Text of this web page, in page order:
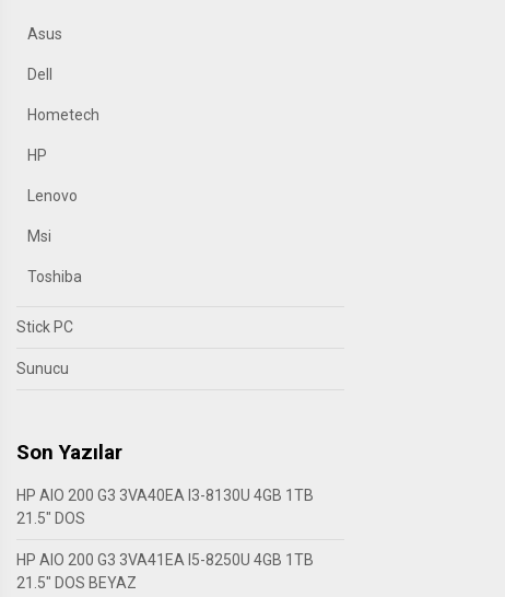
Asus
Dell
Hometech
HP
Lenovo
Msi
Toshiba
Stick PC
Sunucu
Son Yazılar
HP AIO 200 G3 3VA40EA I3-8130U 4GB 1TB
21.5″ DOS
HP AIO 200 G3 3VA41EA I5-8250U 4GB 1TB
21.5″ DOS BEYAZ